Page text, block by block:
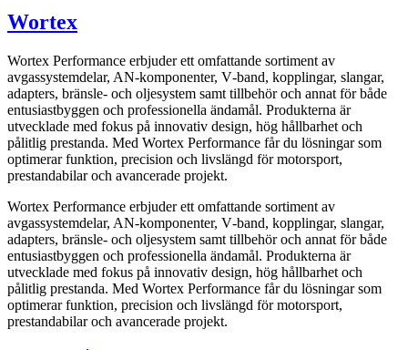
Wortex
Wortex Performance erbjuder ett omfattande sortiment av
avgassystemdelar, AN-komponenter, V‑band, kopplingar, slangar,
adapters, bränsle- och oljesystem samt tillbehör och annat för både
entusiastbyggen och professionella ändamål. Produkterna är
utvecklade med fokus på innovativ design, hög hållbarhet och
pålitlig prestanda. Med Wortex Performance får du lösningar som
optimerar funktion, precision och livslängd för motorsport,
prestandabilar och avancerade projekt.
Wortex Performance erbjuder ett omfattande sortiment av
avgassystemdelar, AN-komponenter, V‑band, kopplingar, slangar,
adapters, bränsle- och oljesystem samt tillbehör och annat för både
entusiastbyggen och professionella ändamål. Produkterna är
utvecklade med fokus på innovativ design, hög hållbarhet och
pålitlig prestanda. Med Wortex Performance får du lösningar som
optimerar funktion, precision och livslängd för motorsport,
prestandabilar och avancerade projekt.